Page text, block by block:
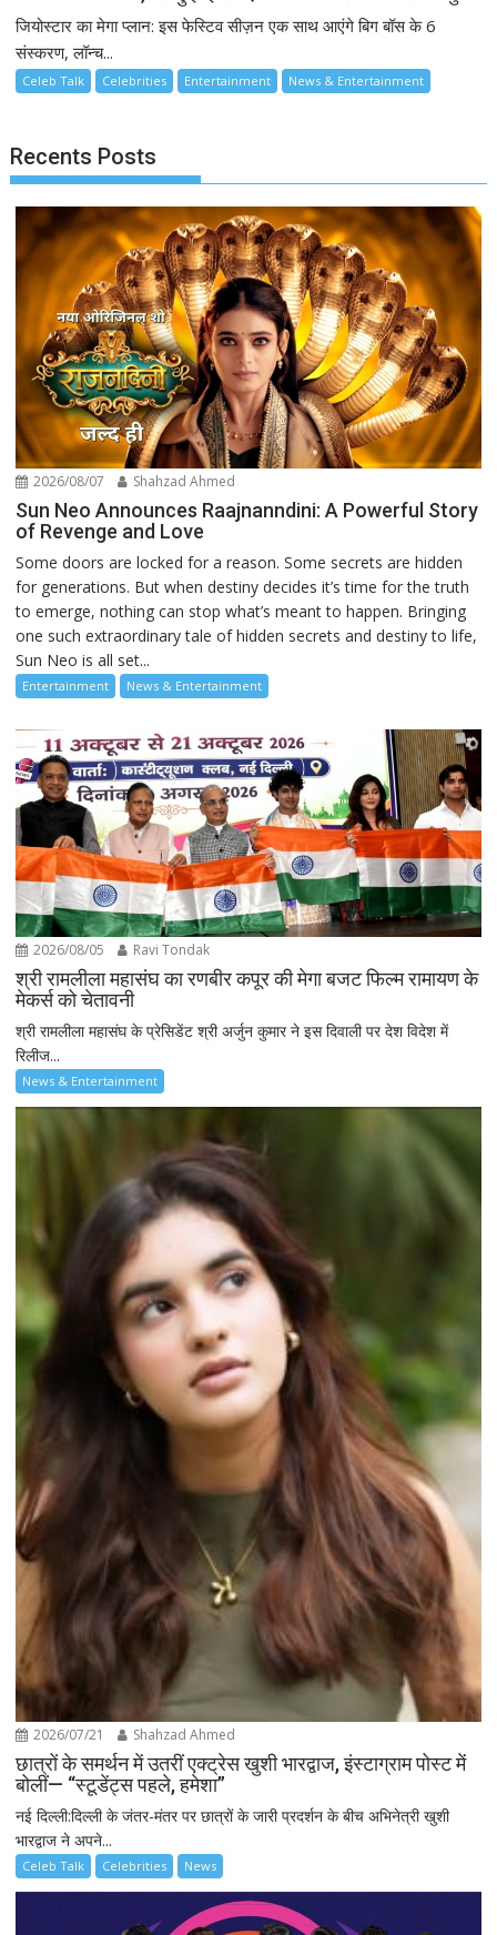
जियोस्टार का मेगा प्लान: इस फेस्टिव सीज़न एक साथ आएंगे बिग बॉस के 6
संस्करण, लॉन्च...
Celeb Talk Celebrities Entertainment News & Entertainment
Recents Posts
2026/08/07 Shahzad Ahmed
Sun Neo Announces Raajnanndini: A Powerful Story
of Revenge and Love
Some doors are locked for a reason. Some secrets are hidden
for generations. But when destiny decides it’s time for the truth
to emerge, nothing can stop what’s meant to happen. Bringing
one such extraordinary tale of hidden secrets and destiny to life,
Sun Neo is all set...
Entertainment News & Entertainment
2026/08/05 Ravi Tondak
श्री रामलीला महासंघ का रणबीर कपूर की मेगा बजट फिल्म रामायण के
मेकर्स को चेतावनी
श्री रामलीला महासंघ के प्रेसिडेंट श्री अर्जुन कुमार ने इस दिवाली पर देश विदेश में
रिलीज...
News & Entertainment
2026/07/21 Shahzad Ahmed
छात्रों के समर्थन में उतरीं एक्ट्रेस खुशी भारद्वाज, इंस्टाग्राम पोस्ट में
बोलीं— “स्टूडेंट्स पहले, हमेशा”
नई दिल्ली:दिल्ली के जंतर-मंतर पर छात्रों के जारी प्रदर्शन के बीच अभिनेत्री खुशी
भारद्वाज ने अपने...
Celeb Talk Celebrities News